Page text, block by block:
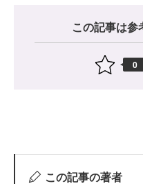
この記事は参
0
この記事の著者